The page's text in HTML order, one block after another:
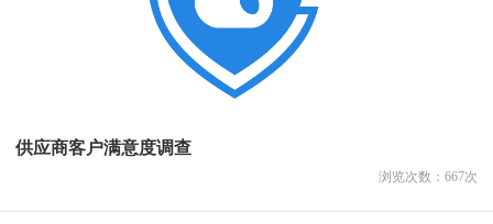
供应商客户满意度调查
浏览次数： 667次